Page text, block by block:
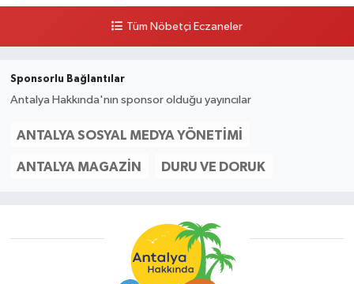
Tüm Nöbetçi Eczaneler
Sponsorlu Bağlantılar
Antalya Hakkında'nın sponsor olduğu yayıncılar
ANTALYA SOSYAL MEDYA YÖNETIMI
ANTALYA MAGAZIN DURU VE DORUK